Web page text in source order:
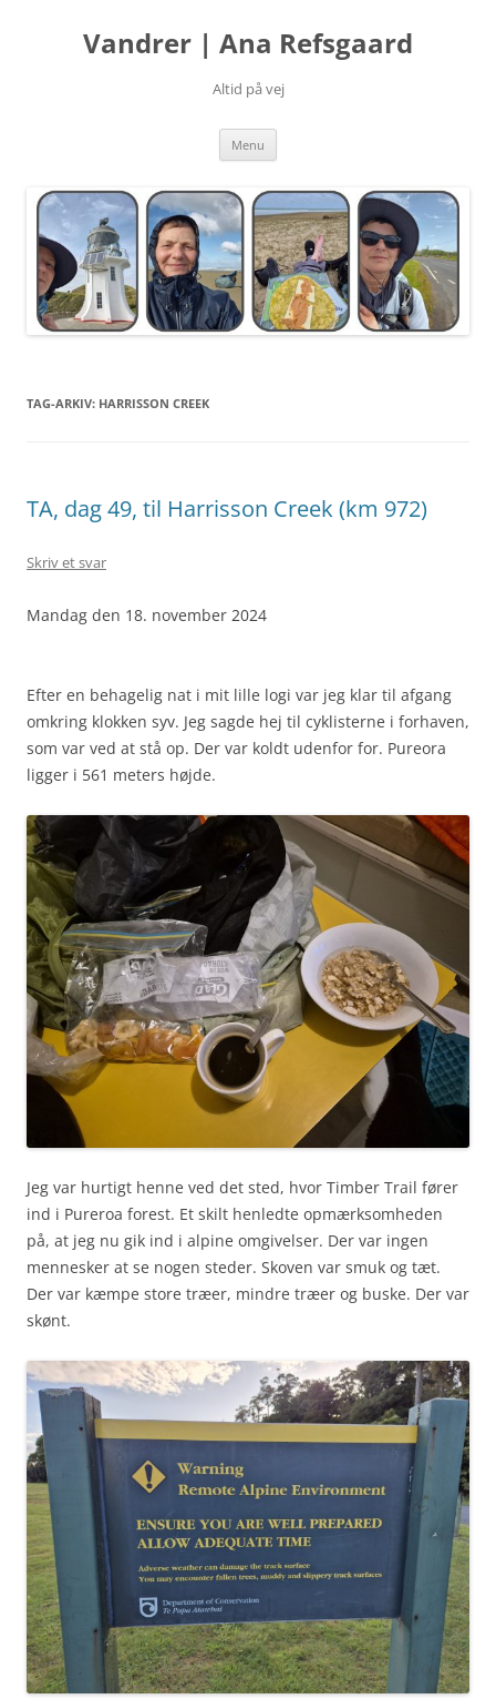
Vandrer | Ana Refsgaard
Altid på vej
Menu
TAG-ARKIV: HARRISSON CREEK
TA, dag 49, til Harrisson Creek (km 972)
Skriv et svar
Mandag den 18. november 2024
Efter en behagelig nat i mit lille logi var jeg klar til afgang
omkring klokken syv. Jeg sagde hej til cyklisterne i forhaven,
som var ved at stå op. Der var koldt udenfor for. Pureora
ligger i 561 meters højde.
Jeg var hurtigt henne ved det sted, hvor Timber Trail fører
ind i Pureroa forest. Et skilt henledte opmærksomheden
på, at jeg nu gik ind i alpine omgivelser. Der var ingen
mennesker at se nogen steder. Skoven var smuk og tæt.
Der var kæmpe store træer, mindre træer og buske. Der var
skønt.